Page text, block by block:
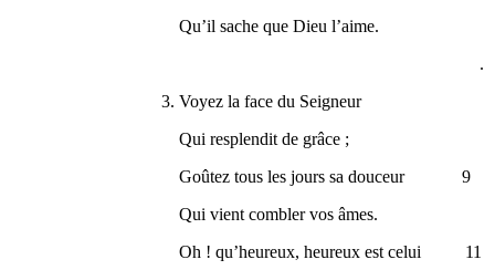
Qu’il sache que Dieu l’aime.
.
3. Voyez la face du Seigneur
Qui resplendit de grâce ;
Goûtez tous les jours sa douceur 9
Qui vient combler vos âmes.
Oh ! qu’heureux, heureux est celui 11